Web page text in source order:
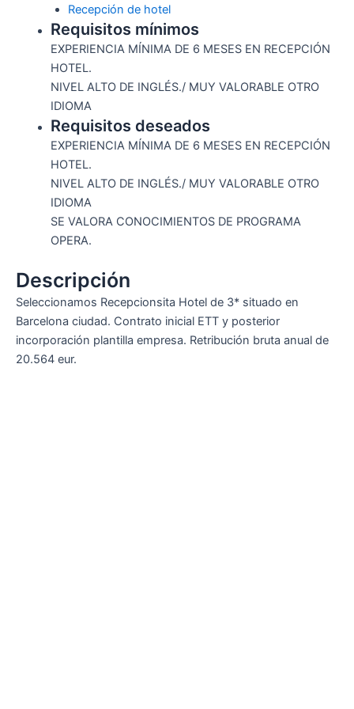
Recepción de hotel
Requisitos mínimos
EXPERIENCIA MÍNIMA DE 6 MESES EN RECEPCIÓN
HOTEL.
NIVEL ALTO DE INGLÉS./ MUY VALORABLE OTRO
IDIOMA
Requisitos deseados
EXPERIENCIA MÍNIMA DE 6 MESES EN RECEPCIÓN
HOTEL.
NIVEL ALTO DE INGLÉS./ MUY VALORABLE OTRO
IDIOMA
SE VALORA CONOCIMIENTOS DE PROGRAMA
OPERA.
Descripción
Seleccionamos Recepcionsita Hotel de 3* situado en
Barcelona ciudad. Contrato inicial ETT y posterior
incorporación plantilla empresa. Retribución bruta anual de
20.564 eur.